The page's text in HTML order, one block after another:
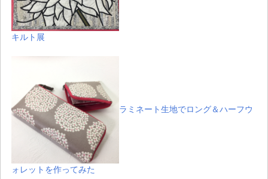
キルト展
ラミネート生地でロング＆ハーフウ
ォレットを作ってみた